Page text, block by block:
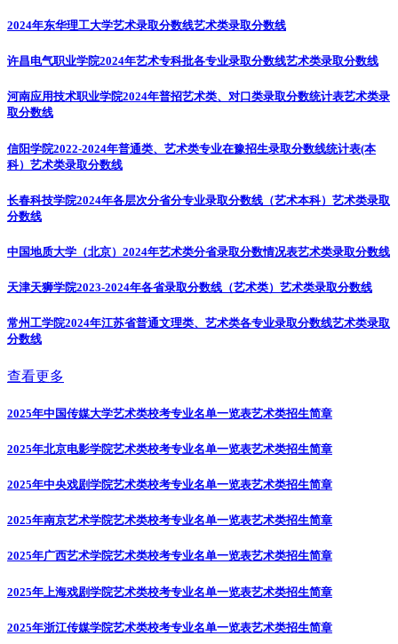
2024年东华理工大学艺术录取分数线艺术类录取分数线
许昌电气职业学院2024年艺术专科批各专业录取分数线艺术类录取分数线
河南应用技术职业学院2024年普招艺术类、对口类录取分数统计表艺术类录
取分数线
信阳学院2022-2024年普通类、艺术类专业在豫招生录取分数线统计表(本
科） 艺术类录取分数线
长春科技学院2024年各层次分省分专业录取分数线（艺术本科） 艺术类录取
分数线
中国地质大学（北京）2024年艺术类分省录取分数情况表艺术类录取分数线
天津天狮学院2023-2024年各省录取分数线（艺术类） 艺术类录取分数线
常州工学院2024年江苏省普通文理类、艺术类各专业录取分数线艺术类录取
分数线
查看更多
2025年中国传媒大学艺术类校考专业名单一览表艺术类招生简章
2025年北京电影学院艺术类校考专业名单一览表艺术类招生简章
2025年中央戏剧学院艺术类校考专业名单一览表艺术类招生简章
2025年南京艺术学院艺术类校考专业名单一览表艺术类招生简章
2025年广西艺术学院艺术类校考专业名单一览表艺术类招生简章
2025年上海戏剧学院艺术类校考专业名单一览表艺术类招生简章
2025年浙江传媒学院艺术类校考专业名单一览表艺术类招生简章